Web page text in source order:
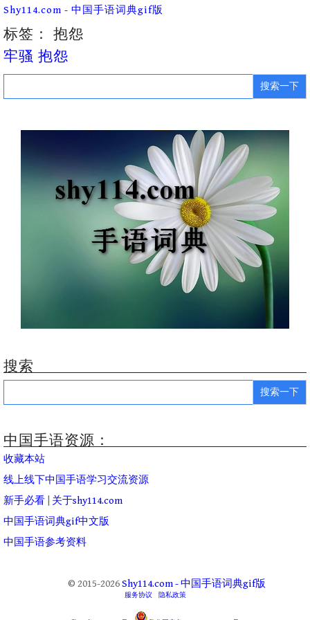
Skip
content
Shy114.com - 中国手语词典gif版
标签： 抱怨
牢骚 抱怨
Search
搜索
Search
中国手语资源：
收藏本站
线上线下中国手语学习交流资源
新手必看
关于shy114.com
中国手语词典gif中文版
中国手语参考资料
© 2015-2026Shy114.com - 中国手语词典gif版
服务协议 隐私政策